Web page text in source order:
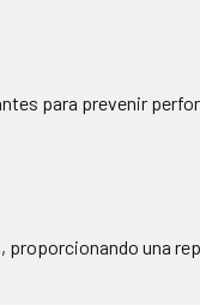
para prevenir
proporcionando una